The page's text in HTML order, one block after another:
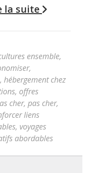
la suite
ensemble,
,
, hébergement chez
, offres
cher, pas cher,
liens
, voyages
abordables